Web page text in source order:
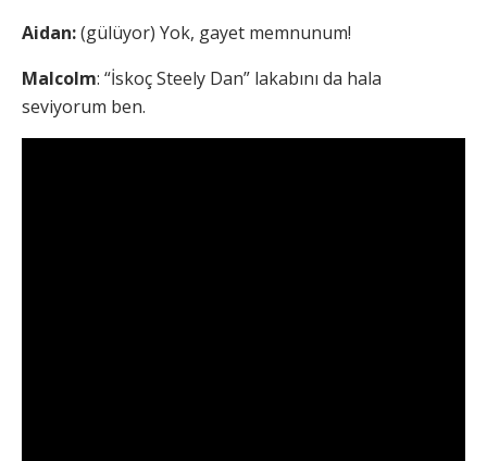
Aidan:(gülüyor) Yok, gayet memnunum!
Malcolm: “İskoç Steely Dan” lakabını da hala
seviyorum ben.